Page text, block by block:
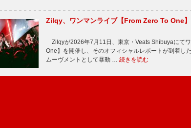
Zilqy、ワンマンライブ【From Zero To One
Zilqyが2026年7月11日、東京・Veats Shibuyaにて
One】を開催し、そのオフィシャルレポートが到着
ムーヴメントとして暴動 … 続きを読む